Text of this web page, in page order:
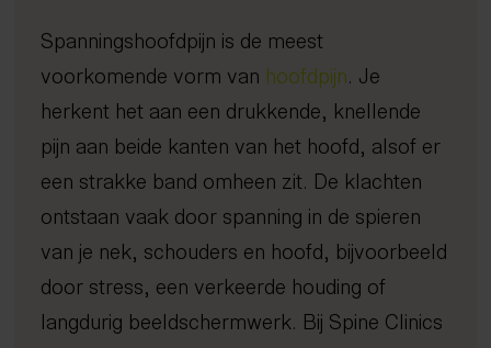
Rug- en nekklachten
Echografie
Chiropractie
Long Covid
herstelprogramma
Diagnostiek
Echografie
iDXA scan
Metabolisme test
DNA analyse
Neurologisch onderzoek
Orthopedisch onderzoek
Gratis screening
Behandelingen
Chiropractie
Shockwave therapie
EMTT
Lasertherapie
Dry needling
Programma's
Long Covid herstelprogramma
Beter slapen met inzicht
Afvallen met inzicht
Spine Clinics
Over ons
Sport
Locaties
Uden
Kennisbank
Spanningshoofdpijn is de meest
voorkomende vorm van hoofdpijn. Je
herkent het aan een drukkende, knellende
pijn aan beide kanten van het hoofd, alsof er
een strakke band omheen zit. De klachten
ontstaan vaak door spanning in de spieren
van je nek, schouders en hoofd, bijvoorbeeld
door stress, een verkeerde houding of
langdurig beeldschermwerk. Bij Spine Clinics